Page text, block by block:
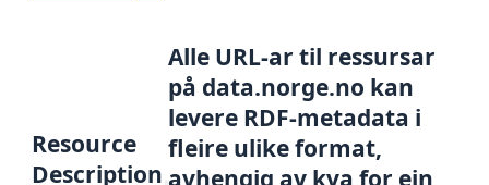
Resource
Description
Alle URL-ar til ressursar
på data.norge.no kan
levere RDF-metadata i
fleire ulike format,
avhengig av kva for ein